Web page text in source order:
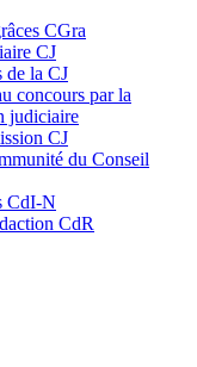
CGra
CJ
de la CJ
concours par la
judiciaire
CJ
du Conseil
CdI-N
CdR